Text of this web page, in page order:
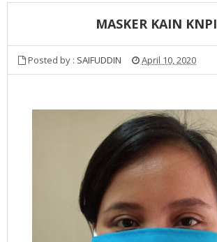
MASKER KAIN KNPI
Posted by : SAIFUDDIN April 10, 2020